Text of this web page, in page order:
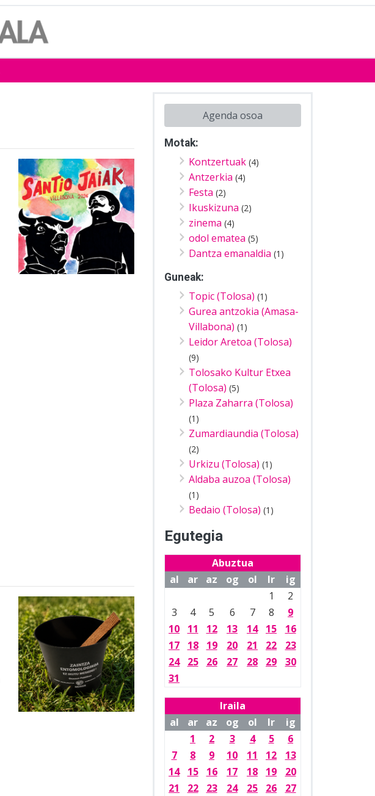
Agenda osoa
Motak:
Kontzertuak (4)
Antzerkia (4)
Festa (2)
Ikuskizuna (2)
zinema (4)
odol ematea (5)
Dantza emanaldia (1)
Guneak:
Topic (Tolosa) (1)
Gurea antzokia (Amasa-
Villabona) (1)
Leidor Aretoa (Tolosa)
(9)
Tolosako Kultur Etxea
(Tolosa) (5)
Plaza Zaharra (Tolosa)
(1)
Zumardiaundia (Tolosa)
(2)
Urkizu (Tolosa) (1)
Aldaba auzoa (Tolosa)
(1)
Bedaio (Tolosa) (1)
Egutegia
Abuztua
al
ar az og ol lr
ig
1
2
3
4 5 6 7 8
9
10
11 12 13 14 15
16
17
18 19 20 21 22
23
24
25 26 27 28 29
30
31
Iraila
al
ar az og ol lr
ig
1
2 3 4 5
6
7
8 9 10 11 12
13
14
15 16 17 18 19
20
21
22 23 24 25 26
27